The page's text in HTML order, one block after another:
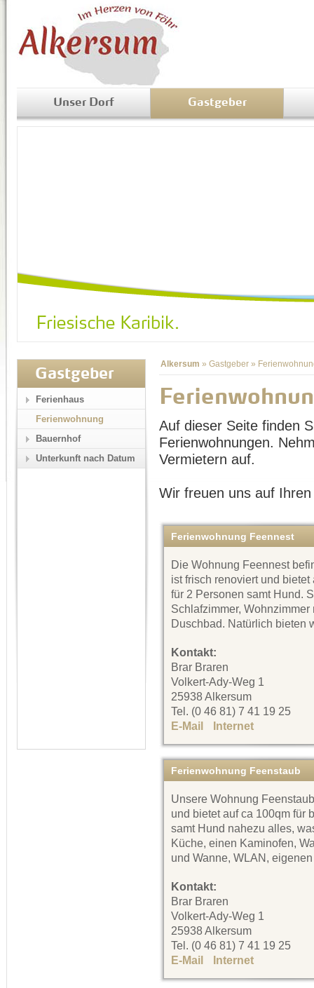
Unser Dorf Gastgeber
Alkersum » Gastgeber »
Auf dieser Seite finden
Ferienwohnungen.
Vermietern auf.
Wir freuen uns auf
Ferienwohnung Feennest
Die Wohnung Feennest
ist frisch renoviert und bietet
für 2 Personen samt Hund.
Schlafzimmer,
Duschbad. Natürlich bieten
Kontakt:
Brar Braren
Volkert-Ady-Weg 1
25938 Alkersum
Tel. (0 46 81) 7 41 19 25
E-Mail
Internet
Ferienwohnung Feenstaub
Unsere Wohnung
und bietet auf ca 100qm für
samt Hund nahezu alles,
Küche, einen Kaminofen,
und Wanne, WLAN,
Kontakt:
Brar Braren
Volkert-Ady-Weg 1
25938 Alkersum
Tel. (0 46 81) 7 41 19 25
E-Mail
Internet
Gastgeber
Ferienhaus
Ferienwohnung
Bauernhof
Unterkunft nach Datum